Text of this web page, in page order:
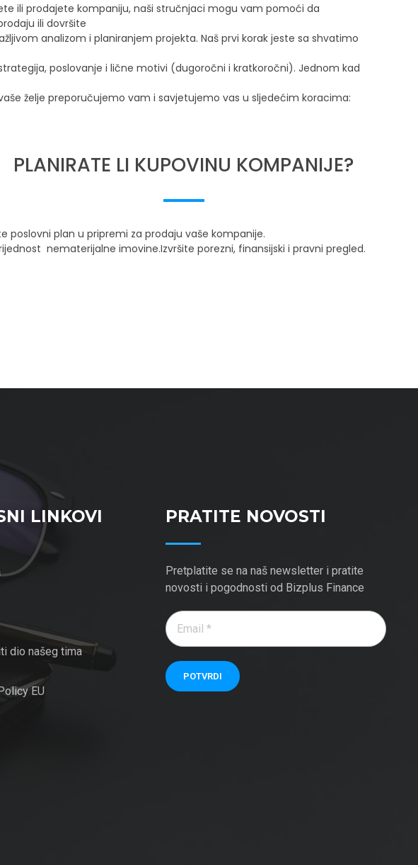
ili prodajete kompaniju, naši stručnjaci mogu vam pomoći da
ili dovršite
analizom i planiranjem projekta. Naš prvi korak jeste sa shvatimo
poslovanje i lične motivi (dugoročni i kratkoročni). Jednom kad
želje preporučujemo vam i savjetujemo vas u sljedećim koracima:
PLANIRATE LI KUPOVINU KOMPANIJE?
poslovni plan u pripremi za prodaju vaše kompanije.
nematerijalne imovine.Izvršite porezni, finansijski i pravni pregled.
LINKOVI
dio našeg tima
EU
PRATITE NOVOSTI
Pretplatite se na naš newsletter i pratite
novosti i pogodnosti od Bizplus Finance